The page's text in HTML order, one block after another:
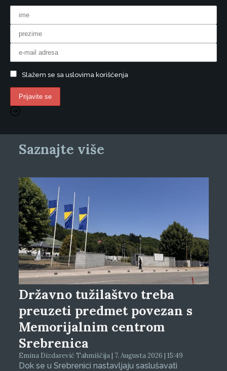
Slažem se sa uslovima korišćenja
Saznajte više
Državno tužilaštvo treba
preuzeti predmet povezan s
Memorijalnim centrom
Srebrenica
Emina Dizdarević Tahmiščija | 7. Augusta 2026 | 15:49
Dok se u Srebrenici nastavljaju saslušavati